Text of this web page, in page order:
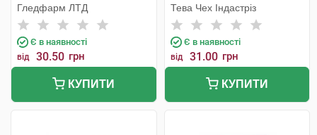
Гледфарм ЛТД
Є в наявності
від 30.50 грн
КУПИТИ
Тева Чех Індастріз
Є в наявності
від 31.00 грн
КУПИТИ